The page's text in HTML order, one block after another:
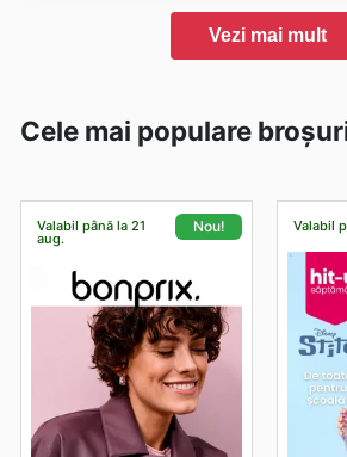
Vezi mai mult
Cele mai populare
Valabil până la 21
aug.
Nou! Valabil